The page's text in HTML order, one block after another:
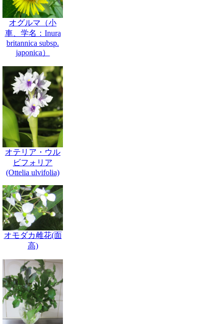
オグルマ（小
車、学名：Inura
britannica subsp.
japonica）
オテリア・ウル
ビフォリア
(Ottelia ulvifolia)
オモダカ雌花(面
高)